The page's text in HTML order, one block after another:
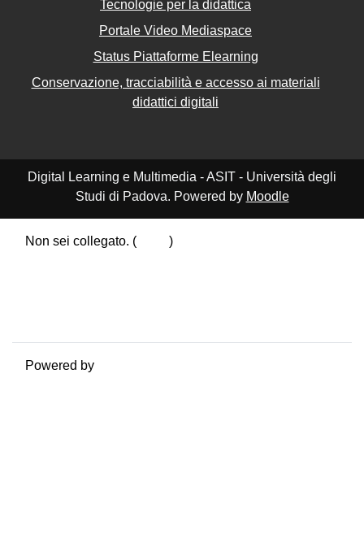
Tecnologie per la didattica
Portale Video Mediaspace
Status Piattaforme Elearning
Conservazione, tracciabilità e accesso ai materiali
didattici digitali
Digital Learning e Multimedia - ASIT - Università degli
Studi di Padova. Powered by Moodle
Non sei collegato. (
)
Powered by